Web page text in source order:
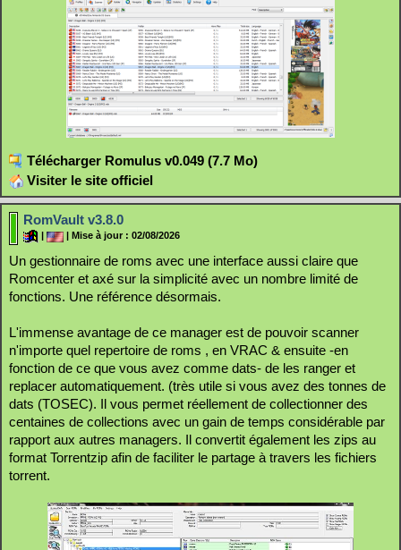
Télécharger Romulus v0.049 (7.7 Mo)
Visiter le site officiel
RomVault v3.8.0
| Mise à jour : 02/08/2026
Un gestionnaire de roms avec une interface aussi claire que
Romcenter et axé sur la simplicité avec un nombre limité de
fonctions. Une référence désormais.
L'immense avantage de ce manager est de pouvoir scanner
n'importe quel repertoire de roms , en VRAC & ensuite -en
fonction de ce que vous avez comme dats- de les ranger et
replacer automatiquement. (très utile si vous avez des tonnes de
dats (TOSEC). Il vous permet réellement de collectionner des
centaines de collections avec un gain de temps considérable par
rapport aux autres managers. Il convertit également les zips au
format Torrentzip afin de faciliter le partage à travers les fichiers
torrent.